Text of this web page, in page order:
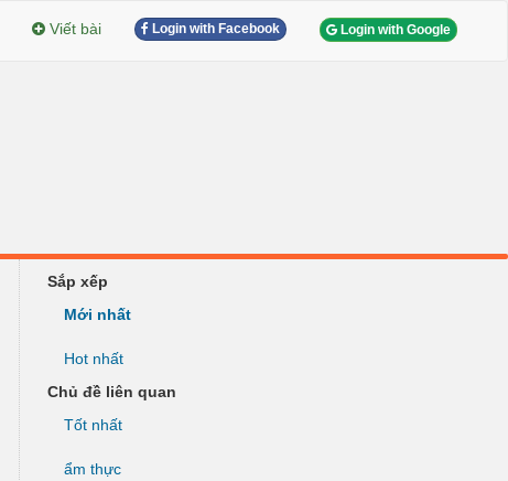
Viết bài Login with Facebook Login with Google
Sắp xếp
Mới nhất
Hot nhất
Chủ đề liên quan
Tốt nhất
ẩm thực